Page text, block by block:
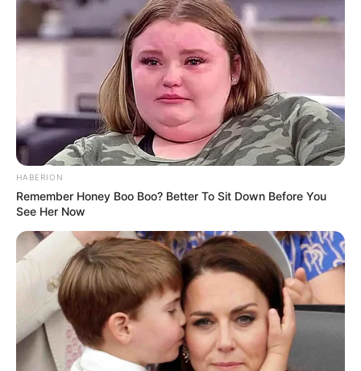
quinté du jour, suivi par notre coup de poker qui peut
venir pimenter les rapports et enfin le bruit de piste qui
pourra comme le coup de poker venir créer la surprise.
Base + Bruit + Coup de Poker soit 3 chevaux en or pour un
couplé gagnant ou 2sur4 dans le Tiercé Quinté du PMU.
Notre Base Quinté:7 OLYMPIC MESSAGE
Notre Coup de Poker:2 BACK TO BLACK
Le Bruit d’écurie:3 L’ACAJOU
…
Découvrez le Cheval du jour
HABERION
Remember Honey Boo Boo? Better To Sit Down Before You
See Her Now